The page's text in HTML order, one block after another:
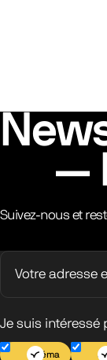
Suivez-nous et
Je suis intéressé
Cinéma